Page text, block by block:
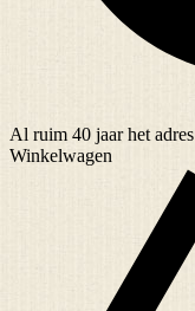
Al ruim 40 jaarhet
Winkelwagen